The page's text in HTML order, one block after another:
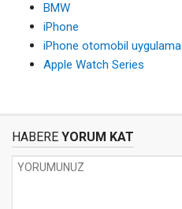
BMW
iPhone
iPhone otomobil uygulama
Apple Watch Series
HABERE YORUM KAT